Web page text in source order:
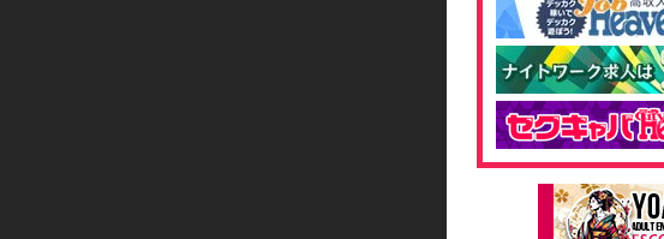
300分
快楽熟専
70分
90分